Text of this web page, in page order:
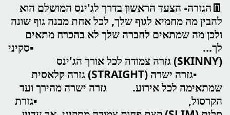
👖הגזרה- הצעד הראשון בדרך לג'ינס המושלם הוא
להבין מה מחמיא לגוף שלך, לכל אחת מבנה גוף שונה
ולכן מה שמתאים לחברה שלך לא בהכרח מתאים
לך... ▪️סקיני
(SKINNY) גזרה צמודה לכל אורך הג'ינס
▪️גזרה ישרה (STRAIGHT) גזרה קלאסית
שמתאימה לכל אירוע. גזרה ישרה מהירך ועד
הקרסול, ▪️גזרת